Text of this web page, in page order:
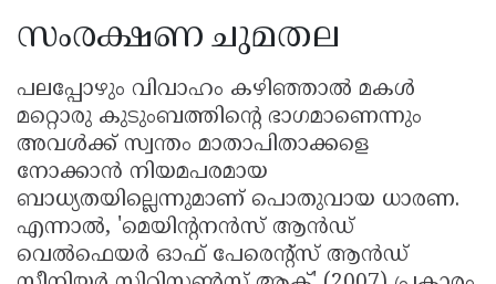
സംരക്ഷണ ചുമതല
പലപ്പോഴും വിവാഹം കഴിഞ്ഞാൽ മകൾ
മറ്റൊരു കുടുംബത്തിന്റെ ഭാഗമാണെന്നും
അവൾക്ക് സ്വന്തം മാതാപിതാക്കളെ
നോക്കാൻ നിയമപരമായ
ബാധ്യതയില്ലെന്നുമാണ് പൊതുവായ ധാരണ.
എന്നാൽ, 'മെയിന്റനൻസ് ആൻഡ്
വെൽഫെയർ ഓഫ് പേരെന്റ്സ് ആൻഡ്